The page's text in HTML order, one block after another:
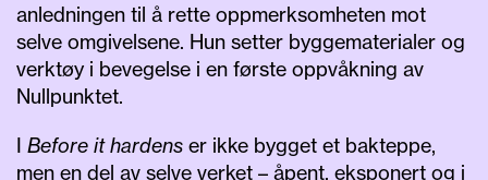
anledningen til å rette oppmerksomheten mot
selve omgivelsene. Hun setter byggematerialer og
verktøy i bevegelse i en første oppvåkning av
Nullpunktet.
I Before it hardens er ikke bygget et bakteppe,
men en del av selve verket – åpent, eksponert og i